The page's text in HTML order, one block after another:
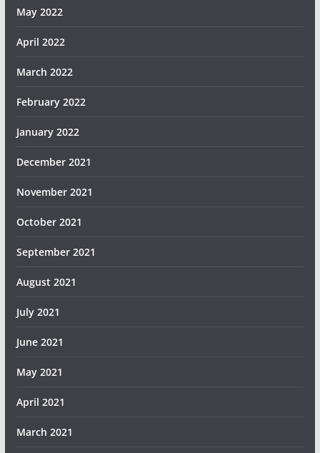
May 2022
April 2022
March 2022
February 2022
January 2022
December 2021
November 2021
October 2021
September 2021
August 2021
July 2021
June 2021
May 2021
April 2021
March 2021